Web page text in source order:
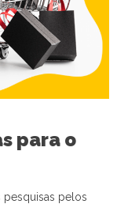
para o
pelos